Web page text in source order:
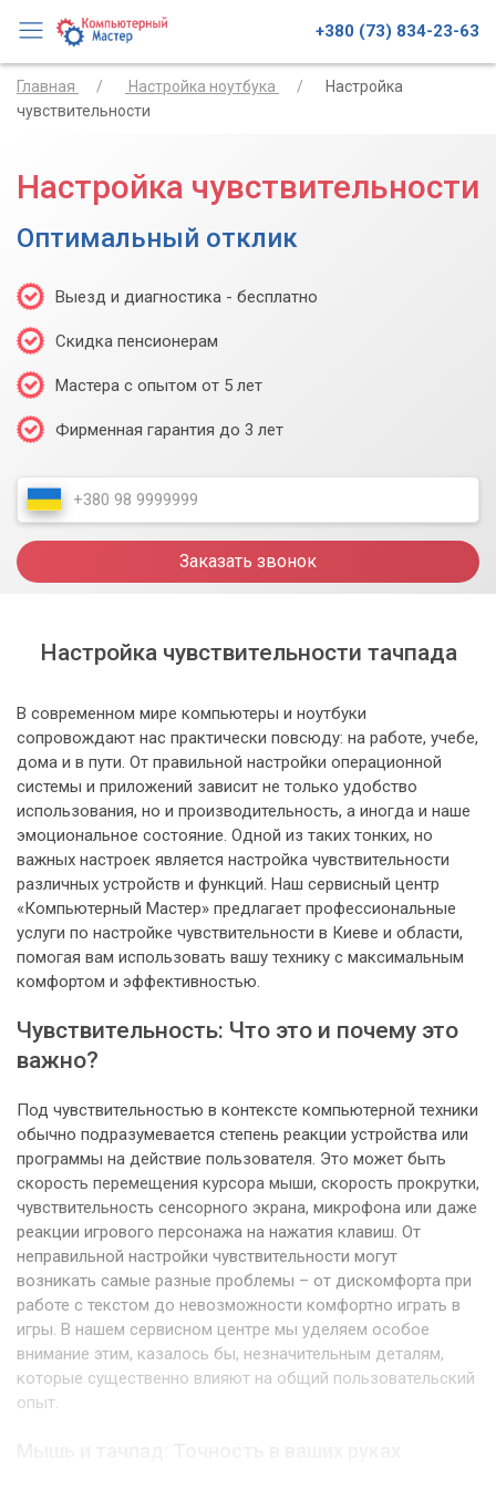
+380 (73) 834-23-63
Главная Настройка ноутбука
Настройка
чувствительности
Настройка чувствительности
Оптимальный отклик
Выезд и диагностика - бесплатно
Скидка пенсионерам
Мастера с опытом от 5 лет
Фирменная гарантия до 3 лет
Заказать звонок
Настройка чувствительности тачпада
В современном мире компьютеры и ноутбуки
сопровождают нас практически повсюду: на работе, учебе,
дома и в пути. От правильной настройки операционной
системы и приложений зависит не только удобство
использования, но и производительность, а иногда и наше
эмоциональное состояние. Одной из таких тонких, но
важных настроек является настройка чувствительности
различных устройств и функций. Наш сервисный центр
«Компьютерный Мастер» предлагает профессиональные
услуги по настройке чувствительности в Киеве и области,
помогая вам использовать вашу технику с максимальным
комфортом и эффективностью.
Чувствительность: Что это и почему это
важно?
Под чувствительностью в контексте компьютерной техники
обычно подразумевается степень реакции устройства или
программы на действие пользователя. Это может быть
скорость перемещения курсора мыши, скорость прокрутки,
чувствительность сенсорного экрана, микрофона или даже
реакции игрового персонажа на нажатия клавиш. От
неправильной настройки чувствительности могут
возникать самые разные проблемы – от дискомфорта при
работе с текстом до невозможности комфортно играть в
игры. В нашем сервисном центре мы уделяем особое
внимание этим, казалось бы, незначительным деталям,
которые существенно влияют на общий пользовательский
опыт.